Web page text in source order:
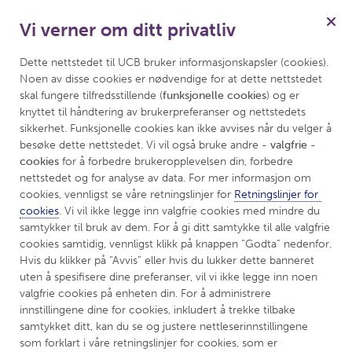
Meny
UCBCares® Norway
UCBCares®er en informasjonstjeneste som tilbys av
UCB til pasienter som har fått ordinert UCB-
Vi verner om ditt privatliv
Dette nettstedet til UCB bruker informasjonskapsler (cookies).
Noen av disse cookies er nødvendige for at dette nettstedet
skal fungere tilfredsstillende (funksjonelle cookies) og er
knyttet til håndtering av brukerpreferanser og nettstedets
sikkerhet. Funksjonelle cookies kan ikke avvises når du velger å
besøke dette nettstedet. Vi vil også bruke andre - valgfrie -
cookies for å forbedre brukeropplevelsen din, forbedre
nettstedet og for analyse av data. For mer informasjon om
cookies, vennligst se våre retningslinjer for Retningslinjer for
cookies. Vi vil ikke legge inn valgfrie cookies med mindre du
samtykker til bruk av dem. For å gi ditt samtykke til alle valgfrie
cookies samtidig, vennligst klikk på knappen “Godta” nedenfor.
Hvis du klikker på “Avvis” eller hvis du lukker dette banneret
uten å spesifisere dine preferanser, vil vi ikke legge inn noen
valgfrie cookies på enheten din. For å administrere
innstillingene dine for cookies, inkludert å trekke tilbake
samtykket ditt, kan du se og justere nettleserinnstillingene
som forklart i våre retningslinjer for cookies, som er